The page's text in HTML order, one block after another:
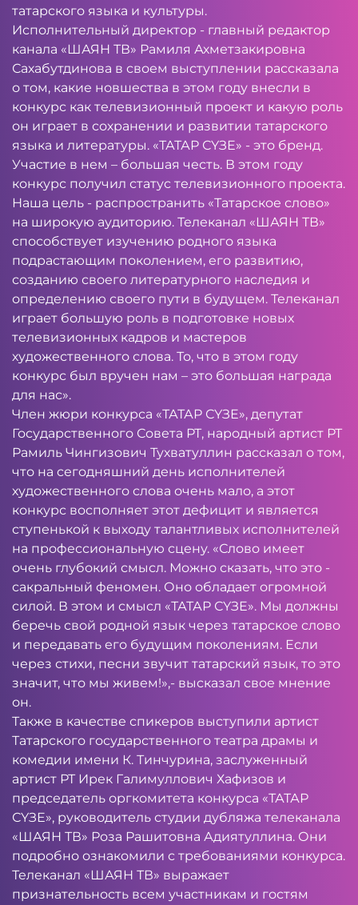
татарского языка и культуры.
Исполнительный директор - главный редактор
канала «ШАЯН ТВ» Рамиля Ахметзакировна
Сахабутдинова в своем выступлении рассказала
о том, какие новшества в этом году внесли в
конкурс как телевизионный проект и какую роль
он играет в сохранении и развитии татарского
языка и литературы. «ТАТАР СҮЗЕ» - это бренд.
Участие в нем – большая честь. В этом году
конкурс получил статус телевизионного проекта.
Наша цель - распространить «Татарское слово»
на широкую аудиторию. Телеканал «ШАЯН ТВ»
способствует изучению родного языка
подрастающим поколением, его развитию,
созданию своего литературного наследия и
определению своего пути в будущем. Телеканал
играет большую роль в подготовке новых
телевизионных кадров и мастеров
художественного слова. То, что в этом году
конкурс был вручен нам – это большая награда
для нас».
Член жюри конкурса «ТАТАР СҮЗЕ», депутат
Государственного Совета РТ, народный артист РТ
Рамиль Чингизович Тухватуллин рассказал о том,
что на сегодняшний день исполнителей
художественного слова очень мало, а этот
конкурс восполняет этот дефицит и является
ступенькой к выходу талантливых исполнителей
на профессиональную сцену. «Слово имеет
очень глубокий смысл. Можно сказать, что это -
сакральный феномен. Оно обладает огромной
силой. В этом и смысл «ТАТАР СҮЗЕ». Мы должны
беречь свой родной язык через татарское слово
и передавать его будущим поколениям. Если
через стихи, песни звучит татарский язык, то это
значит, что мы живем!»,- высказал свое мнение
он.
Также в качестве спикеров выступили артист
Татарского государственного театра драмы и
комедии имени К. Тинчурина, заслуженный
артист РТ Ирек Галимуллович Хафизов и
председатель оргкомитета конкурса «ТАТАР
СҮЗЕ», руководитель студии дубляжа телеканала
«ШАЯН ТВ» Роза Рашитовна Адиятуллина. Они
подробно ознакомили с требованиями конкурса.
Телеканал «ШАЯН ТВ» выражает
признательность всем участникам и гостям